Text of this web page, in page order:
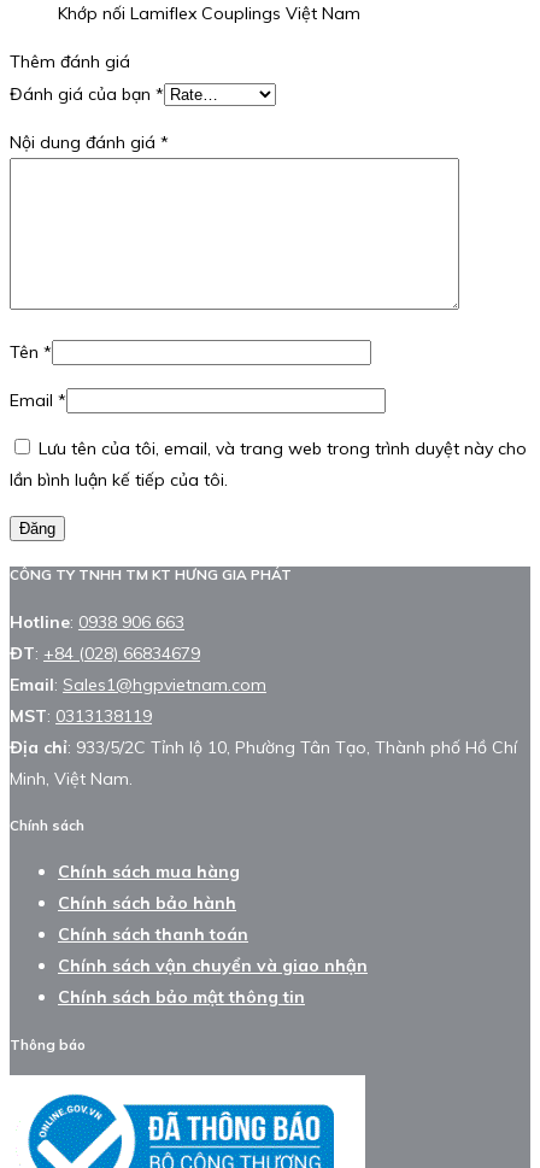
Khớp nối Lamiflex Couplings Việt Nam
Thêm đánh giá
Đánh giá của bạn *
Nội dung đánh giá *
Tên *
Email *
Lưu tên của tôi, email, và trang web trong trình duyệt này cho
lần bình luận kế tiếp của tôi.
Đăng
CÔNG TY TNHH TM KT HƯNG GIA PHÁT
Hotline: 0938 906 663
ĐT: +84 (028) 66834679
Email: Sales1@hgpvietnam.com
MST: 0313138119
Địa chỉ: 933/5/2C Tỉnh lộ 10, Phường Tân Tạo, Thành phố Hồ Chí
Minh, Việt Nam.
Chính sách
Chính sách mua hàng
Chính sách bảo hành
Chính sách thanh toán
Chính sách vận chuyển và giao nhận
Chính sách bảo mật thông tin
Thông báo